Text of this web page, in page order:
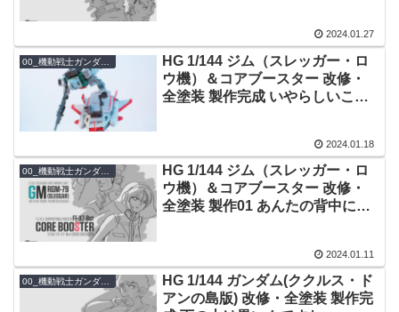
2024.01.27
HG 1/144 ジム（スレッガー・ロ
ウ機）＆コアブースター 改修・
全塗装 製作完成 いやらしいこと
2024.01.18
00_機動戦士ガンダム THE ORIGIN
HG 1/144 ジム（スレッガー・ロ
ウ機）＆コアブースター 改修・
全塗装 製作01 あんたの背中に俺
2024.01.11
HG 1/144 ガンダム(ククルス・ド
アンの島版) 改修・全塗装 製作完